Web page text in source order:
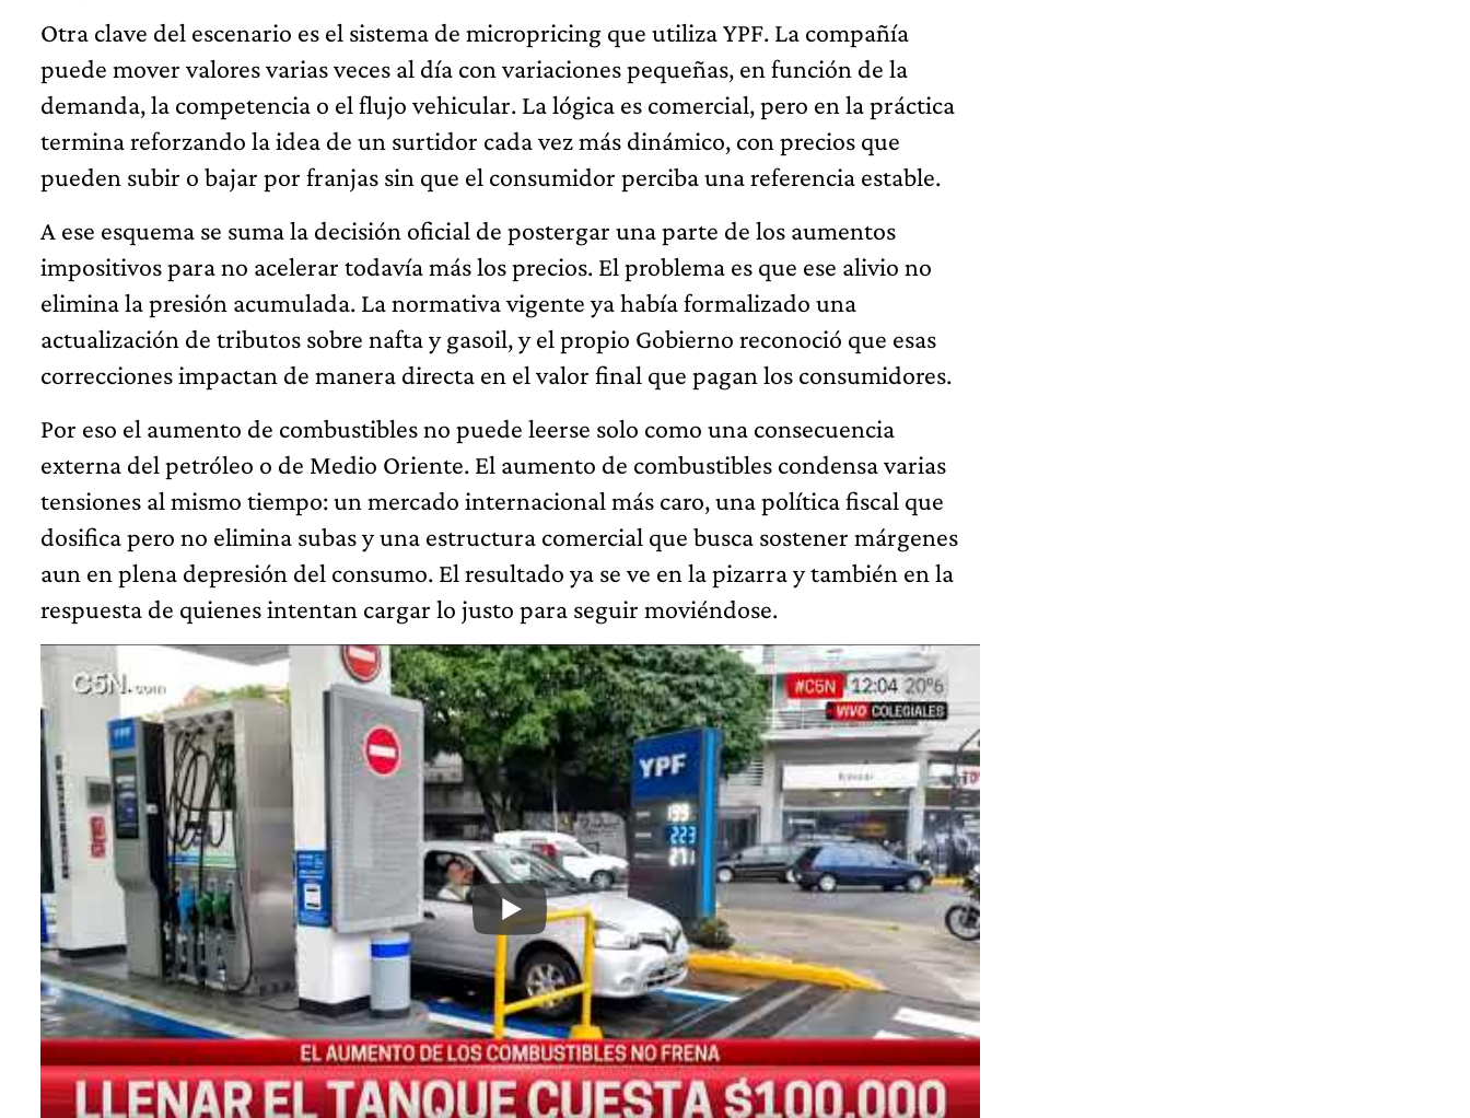
Otra clave del escenario es el sistema de micropricing que utiliza YPF. La compañía
puede mover valores varias veces al día con variaciones pequeñas, en función de la
demanda, la competencia o el flujo vehicular. La lógica es comercial, pero en la práctica
termina reforzando la idea de un surtidor cada vez más dinámico, con precios que
pueden subir o bajar por franjas sin que el consumidor perciba una referencia estable.
A ese esquema se suma la decisión oficial de postergar una parte de los aumentos
impositivos para no acelerar todavía más los precios. El problema es que ese alivio no
elimina la presión acumulada. La normativa vigente ya había formalizado una
actualización de tributos sobre nafta y gasoil, y el propio Gobierno reconoció que esas
correcciones impactan de manera directa en el valor final que pagan los consumidores.
Por eso el aumento de combustibles no puede leerse solo como una consecuencia
externa del petróleo o de Medio Oriente. El aumento de combustibles condensa varias
tensiones al mismo tiempo: un mercado internacional más caro, una política fiscal que
dosifica pero no elimina subas y una estructura comercial que busca sostener márgenes
aun en plena depresión del consumo. El resultado ya se ve en la pizarra y también en la
respuesta de quienes intentan cargar lo justo para seguir moviéndose.